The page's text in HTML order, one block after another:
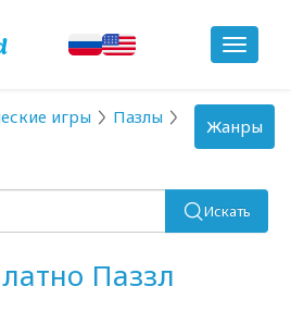
Toggle
игры
Пазлы
Искать
Паззл
Toggle
navigation
Жанры